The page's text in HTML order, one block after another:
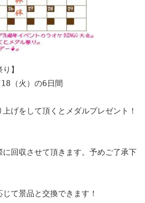
】
（火）の6日間
上げをして頂くとメダルプレゼント！
回収させて頂きます。予めご了承下
じて景品と交換できます！